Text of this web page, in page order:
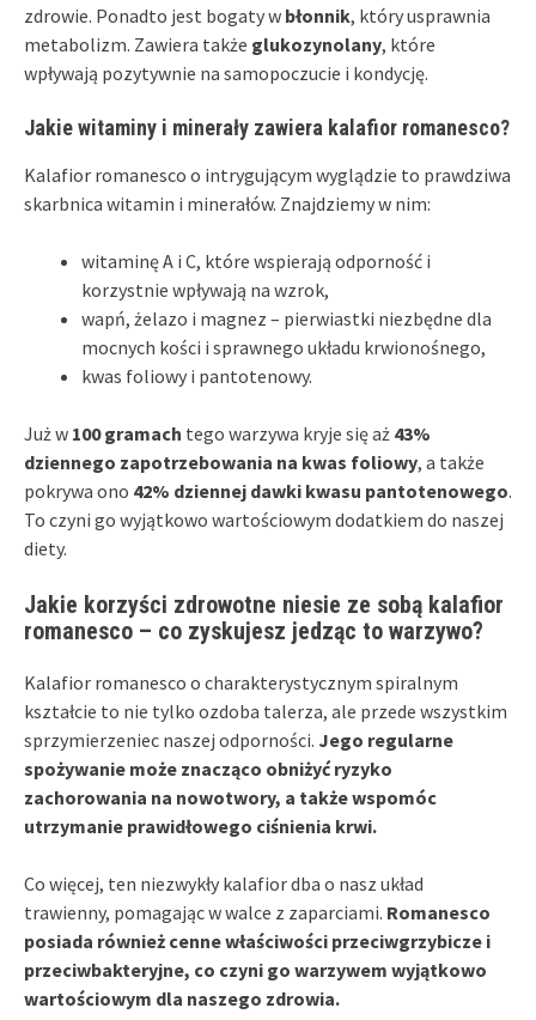
zdrowie. Ponadto jest bogaty w błonnik, który usprawnia
metabolizm. Zawiera także glukozynolany, które
wpływają pozytywnie na samopoczucie i kondycję.
Jakie witaminy i minerały zawiera kalafior romanesco?
Kalafior romanesco o intrygującym wyglądzie to prawdziwa
skarbnica witamin i minerałów. Znajdziemy w nim:
witaminę A i C, które wspierają odporność i
korzystnie wpływają na wzrok,
wapń, żelazo i magnez – pierwiastki niezbędne dla
mocnych kości i sprawnego układu krwionośnego,
kwas foliowy i pantotenowy.
Już w 100 gramach tego warzywa kryje się aż 43%
dziennego zapotrzebowania na kwas foliowy, a także
pokrywa ono 42% dziennej dawki kwasu pantotenowego.
To czyni go wyjątkowo wartościowym dodatkiem do naszej
diety.
Jakie korzyści zdrowotne niesie ze sobą kalafior
romanesco – co zyskujesz jedząc to warzywo?
Kalafior romanesco o charakterystycznym spiralnym
kształcie to nie tylko ozdoba talerza, ale przede wszystkim
sprzymierzeniec naszej odporności. Jego regularne
spożywanie może znacząco obniżyć ryzyko
zachorowania na nowotwory, a także wspomóc
utrzymanie prawidłowego ciśnienia krwi.
Co więcej, ten niezwykły kalafior dba o nasz układ
trawienny, pomagając w walce z zaparciami. Romanesco
posiada również cenne właściwości przeciwgrzybicze i
przeciwbakteryjne, co czyni go warzywem wyjątkowo
wartościowym dla naszego zdrowia.